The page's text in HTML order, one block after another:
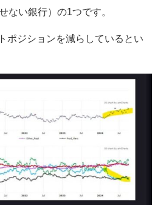
ない銀行）の1つです。
ポジションを減らしているとい